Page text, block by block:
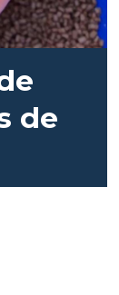
de
de